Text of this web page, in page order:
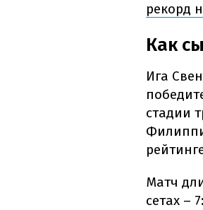
рекорд
Как
Ига
стадии
Матч
сетах –